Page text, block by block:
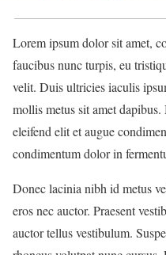
Lorem ipsum dolor sit amet,
faucibus nunc turpis, eu
velit. Duis ultricies iaculis
mollis metus sit amet
eleifend elit et augue
condimentum dolor in
Donec lacinia nibh id metus
eros nec auctor. Praesent
auctor tellus vestibulum.